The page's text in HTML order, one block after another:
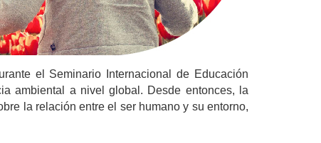
el Seminario Internacional de Educación
ambiental a nivel global. Desde entonces, la
la relación entre el ser humano y su entorno,